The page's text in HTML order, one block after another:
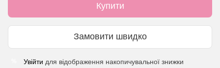
Купити
Замовити швидко
Увійти для відображення накопичувальної знижки